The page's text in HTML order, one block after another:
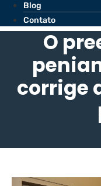
Blog
Contato
O
corrige